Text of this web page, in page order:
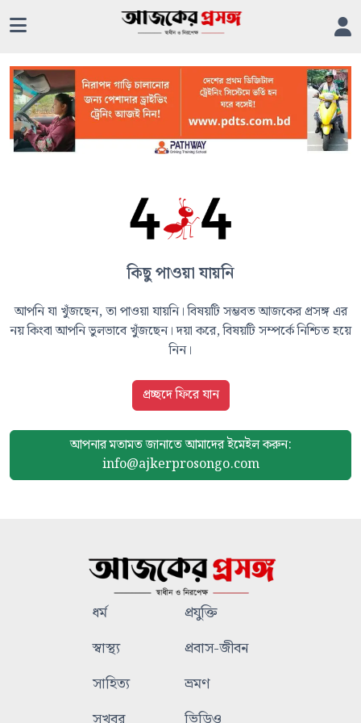
কিছু পাওয়া যায়নি
আপনি যা খুঁজছেন, তা পাওয়া যায়নি। বিষয়টি সম্ভবত আজকের প্রসঙ্গ এর
নয় কিংবা আপনি ভুলভাবে খুঁজছেন। দয়া করে, বিষয়টি সম্পর্কে নিশ্চিত হয়ে
নিন।
প্রচ্ছদে ফিরে যান
আপনার মতামত জানাতে আমাদেরইমেইল করুন:
info@ajkerprosongo.com
ধর্ম
প্রযুক্তি
স্বাস্থ্য
প্রবাস-জীবন
সাহিত্য
ভ্রমণ